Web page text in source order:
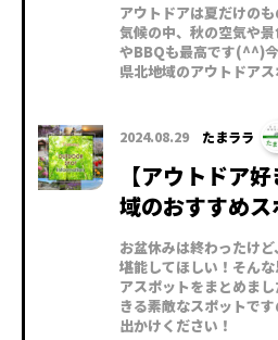
アウトドアは夏だけの
気候の中、秋の空気や
やBBQも最高です(^^)
県北地域のアウトドア
2024.08.29 たまララ
【アウトドア
域のおすすめ
お盆休みは終わったけ
堪能してほしい！そん
アスポットをまとめま
きる素敵なスポットで
出かけください！